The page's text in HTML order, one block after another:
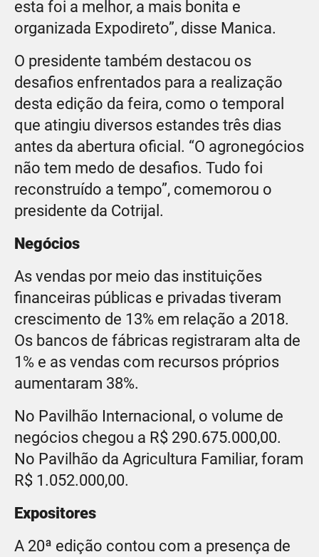
esta foi a melhor, a mais bonita e
organizada Expodireto”, disse Manica.
O presidente também destacou os
desafios enfrentados para a realização
desta edição da feira, como o temporal
que atingiu diversos estandes três dias
antes da abertura oficial. “O agronegócios
não tem medo de desafios. Tudo foi
reconstruído a tempo”, comemorou o
presidente da Cotrijal.
Negócios
As vendas por meio das instituições
financeiras públicas e privadas tiveram
crescimento de 13% em relação a 2018.
Os bancos de fábricas registraram alta de
1% e as vendas com recursos próprios
aumentaram 38%.
No Pavilhão Internacional, o volume de
negócios chegou a R$ 290.675.000,00.
No Pavilhão da Agricultura Familiar, foram
R$ 1.052.000,00.
Expositores
A 20ª edição contou com a presença de